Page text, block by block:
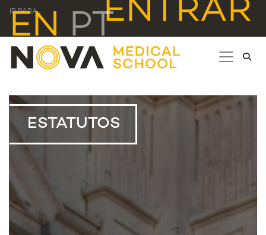
IR PARA... ENTRAR
EN PT
ESTATUTOS